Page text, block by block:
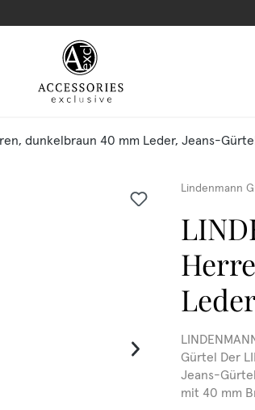
dunkelbraun 40 mm Leder, Jeans-
Lindenmann
Gürtel Der
Jeans-
mit 40 mm